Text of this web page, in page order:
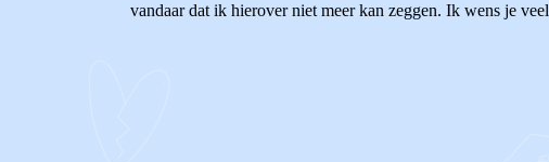
vandaar dat ik hierover niet meer kan zeggen. Ik wens je